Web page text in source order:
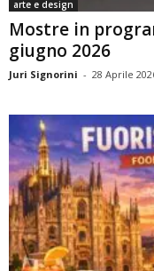
arte e design
Mostre in
giugno 2026
Juri Signorini - 28 Aprile